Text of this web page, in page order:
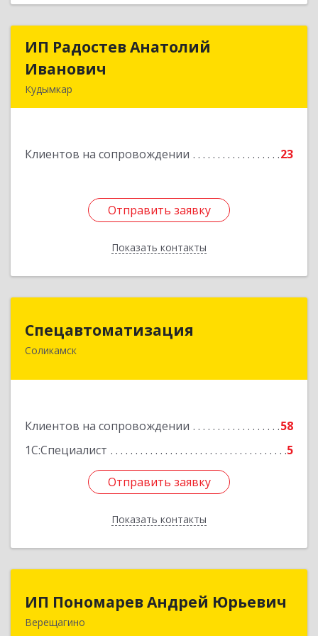
ИП Радостев Анатолий
Иванович
Кудымкар
Клиентов на сопровождении 23
Отправить заявку
Показать контакты
ИП Радостев Анатолий
Подробнее
Отправить заявку
Назад
Спецавтоматизация
Соликамск
Клиентов на сопровождении
58
1С:Специалист
5
Отправить заявку
Показать контакты
Отправить заявку
Назад
ИП Пономарев Андрей Юрьевич
Верещагино
ИП Пономарев Андрей Юрьевич
617120, Пермский край, Верещагинский р-н,